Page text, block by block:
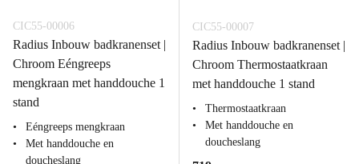
CIC55-00006
Radius Inbouw badkranenset |
Chroom Eéngreeps
mengkraan met handdouche 1
stand
Eéngreeps mengkraan
Met handdouche en
doucheslang
CIC55-00007
Radius Inbouw badkranenset |
Chroom Thermostaatkraan
met handdouche 1 stand
Thermostaatkraan
Met handdouche en
doucheslang